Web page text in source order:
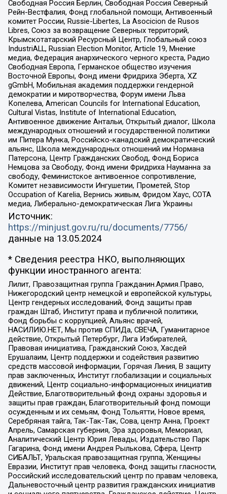
Свободная Россия Берлин, Свободная Россия Северный
Рейн-Вестфалия, Фонд глобальной помощи, Антивоенный
комитет России, Russie-Libertes, La Asocicion de Rusos
Libres, Союз за возвращение Северных территорий,
Крымскотатарский Ресурсный Центр, Глобальный союз
IndustriALL, Russian Election Monitor, Article 19, Мнение
медиа, Федерация анархического черного креста, Радио
Свободная Европа, Германское общество изучения
Восточной Европы, Фонд имени Фридриха Эберта, XZ
gGmbH, Мобильная академия поддержки гендерной
демократии и миротворчества, Форум имени Льва
Копелева, American Councils for International Education,
Cultural Vistas, Institute of International Education,
Антивоенное движение Антальи, Открытый диалог, Школа
международных отношений и государственной политики
им Питера Мунка, Российско-канадский демократический
альянс, Школа международных отношений им Нормана
Патерсона, Центр Гражданских Свобод, Фонд Бориса
Немцова за Свободу, Фонд имени Фридриха Науманна за
свободу, Феминистское антивоенное сопротивление,
Комитет независимости Ингушетии, Прометей, Stop
Occupation of Karelia, Вернись живым, Фридом Хаус, СОТА
медиа, Либерально-демократическая Лига Украины
Источник:
https://minjust.gov.ru/ru/documents/7756/
данные на 13.05.2024
* Сведения реестра НКО, выполняющих
функции иностранного агента:
Лилит, Правозащитная группа Гражданин.Армия.Право,
Нижегородский центр немецкой и европейской культуры,
Центр гендерных исследований, Фонд защиты прав
граждан Штаб, Институт права и публичной политики,
Фонд борьбы с коррупцией, Альянс врачей,
НАСИЛИЮ.НЕТ, Мы против СПИДа, СВЕЧА, Гуманитарное
действие, Открытый Петербург, Лига Избирателей,
Правовая инициатива, Гражданский Союз, Хасдей
Ерушалаим, Центр поддержки и содействия развитию
средств массовой информации, Горячая Линия, В защиту
прав заключенных, Институт глобализации и социальных
движений, Центр социально-информационных инициатив
Действие, Благотворительный фонд охраны здоровья и
защиты прав граждан, Благотворительный фонд помощи
осужденным и их семьям, Фонд Тольятти, Новое время,
Серебряная тайга, Так-Так-Так, Сова, центр Анна, Проект
Апрель, Самарская губерния, Эра здоровья, Мемориал,
Аналитический Центр Юрия Левады, Издательство Парк
Гагарина, Фонд имени Андрея Рылькова, Сфера, Центр
СИБАЛЬТ, Уральская правозащитная группа, Женщины
Евразии, Институт прав человека, Фонд защиты гласности,
Российский исследовательский центр по правам человека,
Дальневосточный центр развития гражданских инициатив